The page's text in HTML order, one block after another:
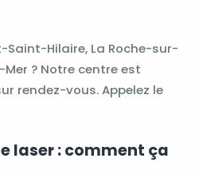
Hilaire, La Roche-sur-
? Notre centre est
rendez-vous. Appelez le
laser : comment ça